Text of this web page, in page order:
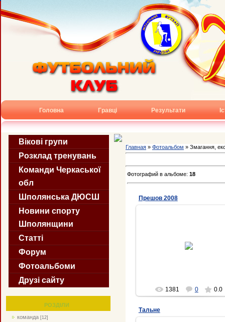
Головна Гравці Результати
Вікові групи
Розклад тренувань
Команди Черкаської
обл
Шполянська ДЮСШ
Новини спорту
Шполянщини
Статті
Форум
Фотоальбоми
Друзі сайту
РОЗДІЛИ
команда [12]
Главная » Фотоальбом » Змагання,
Фотографий в альбоме: 18
Прешов 2008
1381 0 0.0
Тальне